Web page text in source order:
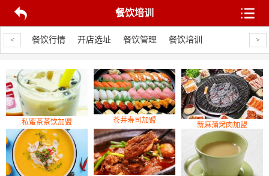
餐饮培训
<
线 餐饮行情 开店选址 餐饮管理 餐饮培训 >
私蜜茶茶饮加盟 苍井寿司加盟
新麻蒲烤肉加盟